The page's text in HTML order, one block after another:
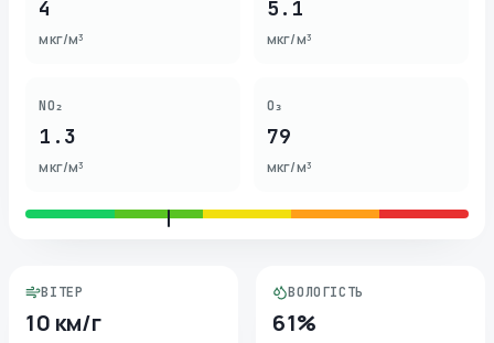
4
мкг/м³
5.1
мкг/м³
NO₂
1.3
мкг/м³
O₃
79
мкг/м³
ВІТЕР
10 км/г
ВОЛОГІСТЬ
61%